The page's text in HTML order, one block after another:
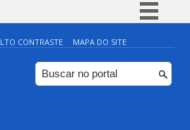
Simplifique!
Comunica BR
Participe
CONTRASTE MAPA DO SITE